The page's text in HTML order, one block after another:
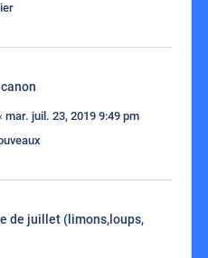
mar. juil. 23, 2019 9:49 pm
de juillet (limons,loups,